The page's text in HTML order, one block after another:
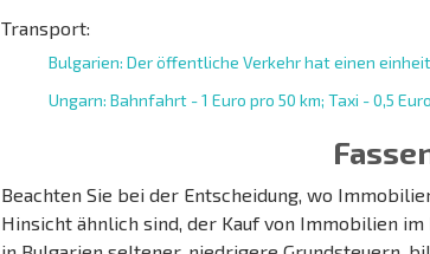
Transport:
Bulgarien: Der öffentliche Verkehr hat einen
Ungarn: Bahnfahrt - 1 Euro pro 50 km; Taxi - 0,5
Beachten Sie bei der Entscheidung, wo
Hinsicht ähnlich sind, der Kauf von Immobilien